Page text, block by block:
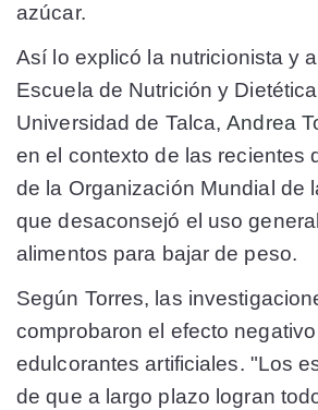
azúcar.
Así lo explicó la nutricionista y
Escuela de Nutrición y
Universidad de Talca,Andrea
en el contexto de las recientes
de la Organización Mundial de
que desaconsejó el uso
alimentos para bajar de peso.
Según Torres, las
comprobaron el efecto
edulcorantes artificiales. "Los
de que a largo plazo logran